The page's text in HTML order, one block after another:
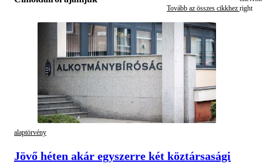
Tovább az összes cikkhez
alaptörvény
Jövő héten akár egyszerre két köztársasági